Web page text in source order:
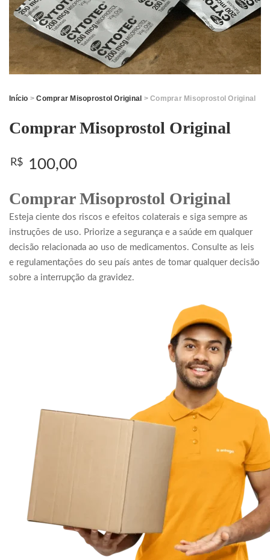
Início >Comprar Misoprostol Original > Comprar Misoprostol Original
Comprar Misoprostol Original
R$ 100,00
Comprar Misoprostol Original
Esteja ciente dos riscos e efeitos colaterais e siga sempre as
instruções de uso. Priorize a segurança e a saúde em qualquer
decisão relacionada ao uso de medicamentos. Consulte as leis
e regulamentações do seu país antes de tomar qualquer decisão
sobre a interrupção da gravidez.